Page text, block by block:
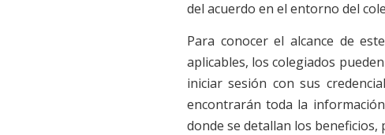
del acuerdo en el entorno del
Para conocer el alcance de
aplicables, los colegiados
iniciar sesión con sus
encontrarán toda la
donde se detallan los